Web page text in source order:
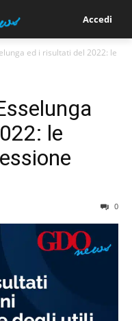
Accedi
ed i risultati del 2022: le
le
0